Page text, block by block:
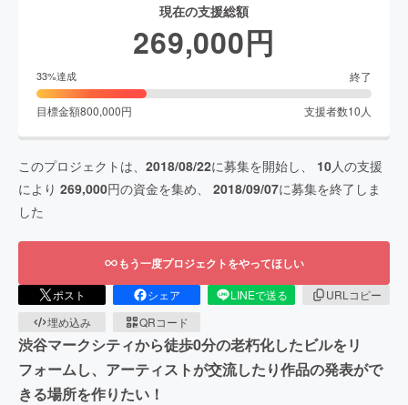
現在の支援総額
269,000円
33%達成 終了
目標金額800,000円 支援者数10 人
このプロジェクトは、 2018/08/22に募集を開始し、 10人の支援
により 269,000円の資金を集め、 2018/09/07に募集を終了しま
した
もう一度プロジェクトをやってほしい
ポスト シェア LINEで送る
URLコピー
埋め込み
QRコード
渋谷マークシティから徒歩0分の老朽化したビルをリ
フォームし、アーティストが交流したり作品の発表がで
きる場所を作りたい！